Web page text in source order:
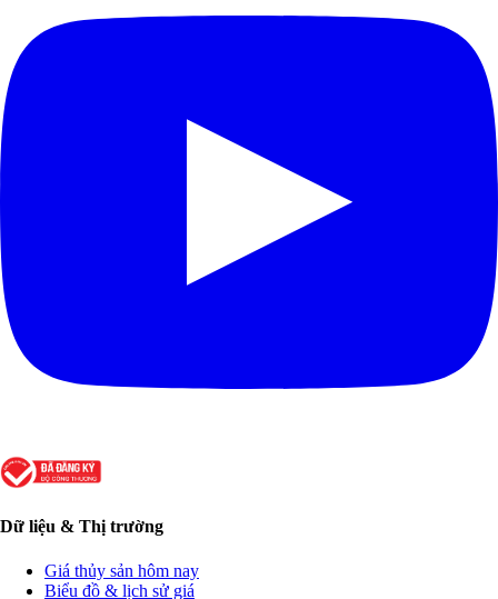
Dữ liệu & Thị trường
Giá thủy sản hôm nay
Biểu đồ & lịch sử giá